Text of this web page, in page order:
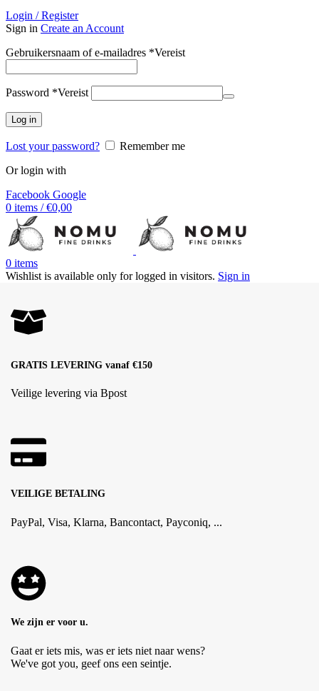
Login / Register
Sign in Create an Account
Gebruikersnaam of e-mailadres *Vereist
Password *Vereist
Log in
Lost your password?
Remember me
Or login with
Facebook Google
0 items / €0,00
0 items
Wishlist is available only for logged in visitors. Sign in
GRATIS LEVERING vanaf €150
Veilige levering via Bpost
VEILIGE BETALING
PayPal, Visa, Klarna, Bancontact, Payconiq, ...
We zijn er voor u.
Gaat er iets mis, was er iets niet naar wens?
We've got you, geef ons een seintje.